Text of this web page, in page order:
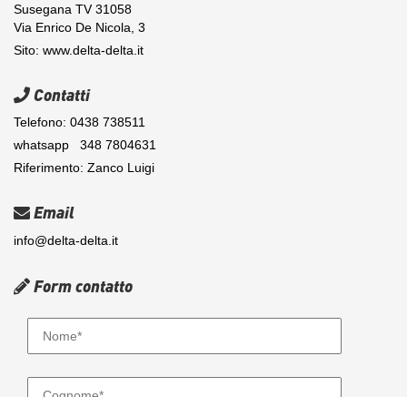
Susegana TV 31058
Via Enrico De Nicola, 3
Sito: www.delta-delta.it
Contatti
Telefono: 0438 738511
whatsapp 348 7804631
Riferimento: Zanco Luigi
Email
info@delta-delta.it
Form contatto